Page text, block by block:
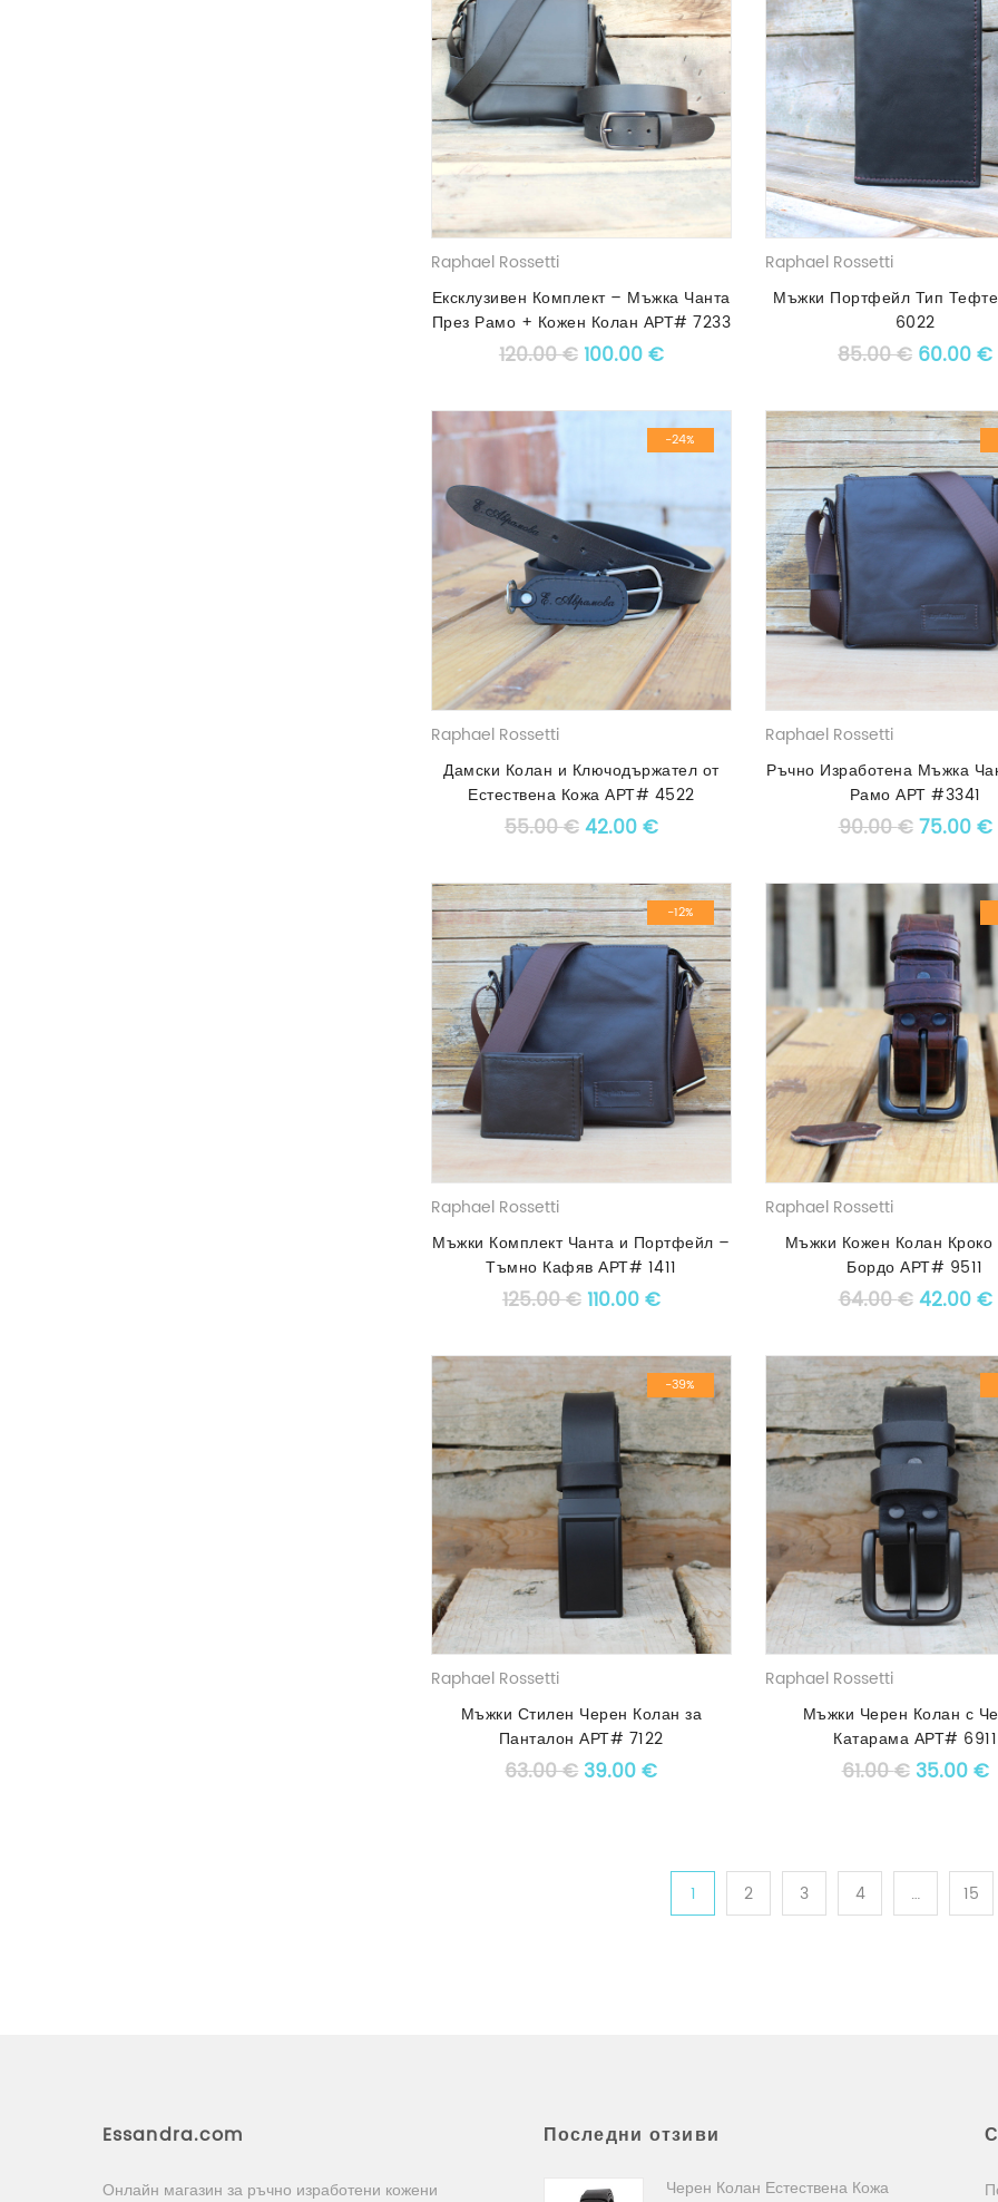
Raphael Rossetti
Ексклузивен Комплект – Мъжка Чанта
През Рамо + Кожен Колан АРТ# 7233
120.00€ Original price was: 120.00 €.
100.00€Текущата цена е: 100.00 €.
Raphael Rossetti
Мъжки Портфейл Тип
6022
85.00€ 60.00€
-24%
Raphael Rossetti
Дамски Колан и Ключодържател от
Естествена Кожа АРТ# 4522
55.00€Original price was: 55.00 €.
42.00€Текущата цена е: 42.00 €.
Raphael Rossetti
Ръчно Изработена Мъжка
Рамо АРТ #3341
90.00€75.00€
-12%
Raphael Rossetti
Мъжки Комплект Чанта и Портфейл –
Тъмно Кафяв АРТ# 1411
125.00€ Original price was: 125.00 €.
110.00€Текущата цена е: 110.00 €.
Raphael Rossetti
Мъжки Кожен Колан Кроко
Бордо АРТ# 9511
64.00€42.00€
-39%
Raphael Rossetti
Мъжки Стилен Черен Колан за
Панталон АРТ# 7122
63.00€ Original price was: 63.00 €.
39.00€Текущата цена е: 39.00 €.
Raphael Rossetti
Мъжки Черен Колан с
Катарама АРТ# 6911
61.00€ Original
35.00€
1 2 3 4 … 15
Essandra.com
Онлайн магазин за ръчно изработени кожени
Последни отзиви
Черен Колан Естествена Кожа